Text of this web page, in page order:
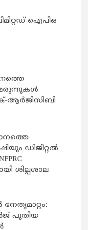
ഐപിഒ
ആര്‍ജിസിബി
ഡിജിറ്റൽ
ശില്പശാല
പുതിയ